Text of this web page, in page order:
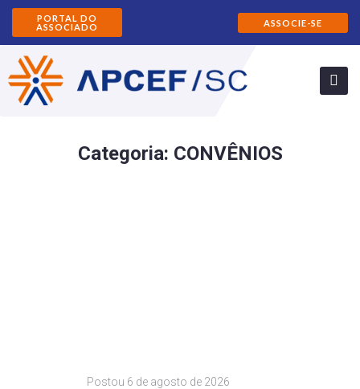
PORTAL DO
ASSOCIADO
ASSOCIE-SE
Categoria: CONVÊNIOS
Postou 6 de agosto de 2026